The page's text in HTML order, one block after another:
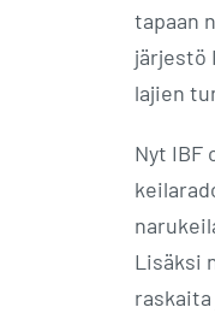
tapaan
järjestö
lajien
Nyt IBF
Lisäksi